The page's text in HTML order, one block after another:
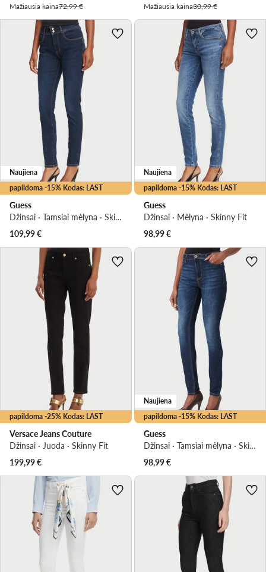
Mažiausia kaina72,99 € Mažiausia kaina30,99 €
papildoma -15% Kodas: LAST
Naujiena
Guess
Džinsai · Tamsiai mėlyna · Skinny Fit
109,99€
papildoma -15% Kodas: LAST
Naujiena
Guess
Džinsai · Mėlyna · Skinny Fit
98,99€
papildoma -25% Kodas: LAST
Versace Jeans Couture
Džinsai · Juoda · Skinny Fit
199,99€
papildoma -15% Kodas: LAST
Naujiena
Guess
Džinsai · Tamsiai mėlyna · Skinny Fit
98,99€